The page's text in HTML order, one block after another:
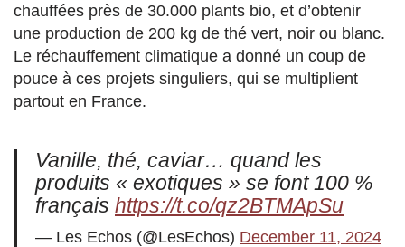
chauffées près de 30.000 plants bio, et d’obtenir
une production de 200 kg de thé vert, noir ou blanc.
Le réchauffement climatique a donné un coup de
pouce à ces projets singuliers, qui se multiplient
partout en France.
Vanille, thé, caviar… quand les
produits « exotiques » se font 100 %
français https://t.co/qz2BTMApSu
— Les Echos (@LesEchos) December 11, 2024